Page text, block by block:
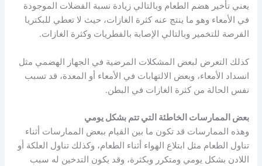
يعني تأخير هضم الطعام وبالتالي زيادة نسبة الفضلات الموجودة
في الأمعاء وهو ما ينتج عنه كثرة الغازات، حيث لا تعطي للبكتريا
الفرصة للتخمير وبالتالي الإصابة بالفطريات وكثرة الغازات.
كذلك التعرض لبعض المشكلات المرضية في الجهاز الهضمي مثل
انسداد الأمعاء، وبعض الالتهابات في الأمعاء أو المعدة، قد تسبب
نفس الحالة من كثرة الغازات في البطن.
بعض الممارسات الخاطئة التي تتم بشكل يومي
وهذه الممارسات قد تكون ما بين القيام ببعض الممارسات أثناء
تناول الطعام مثل ابتلاع الهواء أثناء الطعام، وكذلك تناول العلكة أو
اللادن بشكل يومي ومتكرر وبكثرة، وقد يكون التدخين له سبب